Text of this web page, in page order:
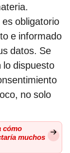
obligatorio
e informado
datos. Se
lo dispuesto
no solo
cómo
muchos